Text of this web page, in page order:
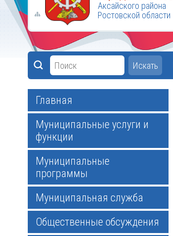
Аксайского района
Ростовской области
Искать
Главная
Муниципальные услуги и
функции
Муниципальные
программы
Муниципальная служба
Общественные обсуждения